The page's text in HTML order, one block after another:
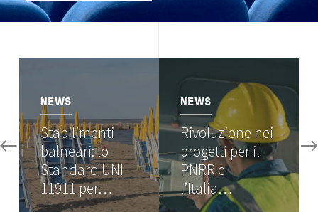
NEWS
Stabilimenti
balneari: lo
Standard UNI
11911 per…
NEWS
Rivoluzione nei
progetti per il
PNRR e
l’Italia…